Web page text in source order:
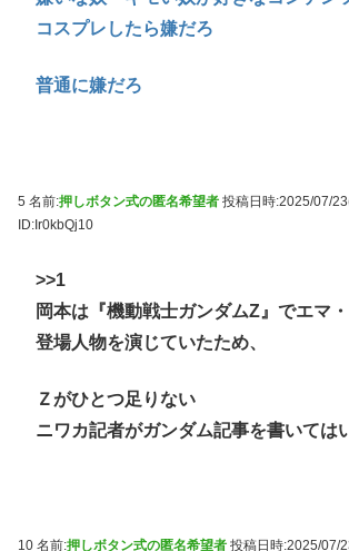
コスプレしたら嫌だろ
普通に嫌だろ
5 名前:押しボタン式の匿名希望者 投稿日時:2025/07/
ID:Ir0kbQj10
>>1
岡本は『機動戦士ガンダムZ』でエマ
登場人物を演じていたため、
Ｚがひとつ足りない
ニワカ記者がガンダム記事を書いては
10 名前:押しボタン式の匿名希望者 投稿日時:2025/07/